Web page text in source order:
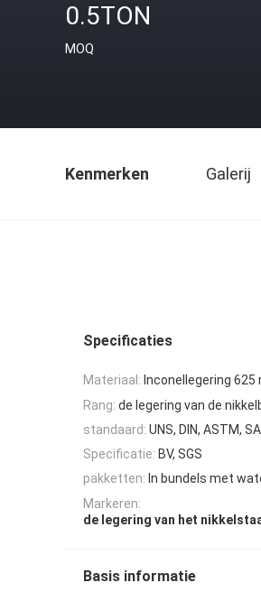
0.5TON
MOQ
Kenmerken Galerij
Specificaties
Materiaal: Inconellegering 625
Rang: de legering van de
standaard: UNS, DIN, ASTM,
Specificatie: BV, SGS
pakketten: In bundels met
Markeren:
de legering van het
Basis informatie